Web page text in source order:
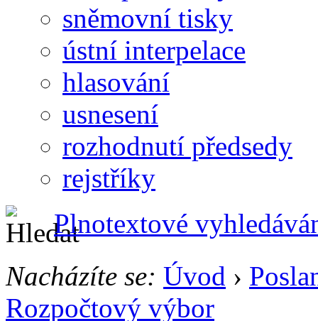
sněmovní tisky
ústní interpelace
hlasování
usnesení
rozhodnutí předsedy
rejstříky
Plnotextové
Nacházíte se: Úvod ›
Rozpočtový výbor